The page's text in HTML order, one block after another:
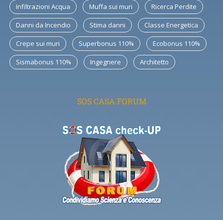
Infiltrazioni Acqua Muffa sui muri Ricerca Perdite
Danni da Incendio Stima danni Classe Energetica
Crepe sui muri Superbonus 110% Ecobonus 110%
Sismabonus 110% Ingegnere Architetto
SOS CASA FORUM